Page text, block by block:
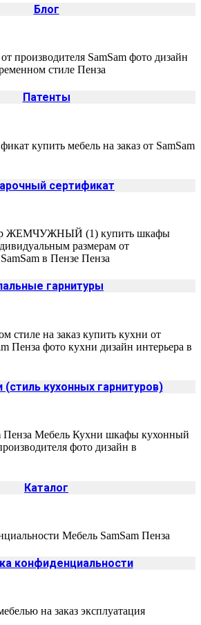
Блог
Патенты
сертификат
гарнитуры
(стиль кухонных гарнитуров)
Каталог
конфиденциальности